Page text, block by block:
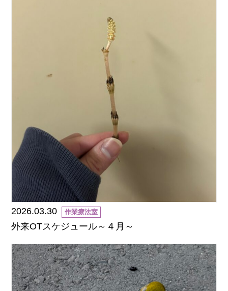
2026.03.30 作業療法室
外来OTスケジュール～４月～